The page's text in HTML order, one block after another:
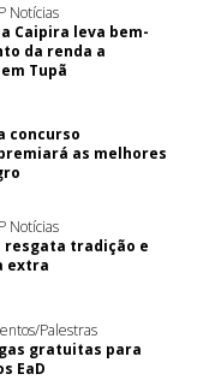
Notícias
Caipira leva bem-
da renda a
Tupã
concurso
as melhores
Notícias
resgata tradição e
extra
Palestras
gratuitas para
EaD